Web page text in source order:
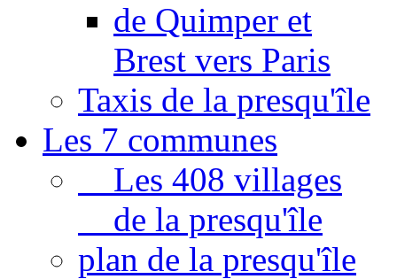
de Quimper et
Brest vers Paris
Taxis de la presqu'île
Les 7 communes
Les 408 villages
de la presqu'île
plan de la presqu'île